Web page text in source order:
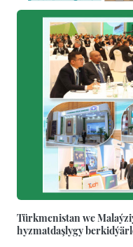
Türkmenistan we
hyzmatdaşlygy